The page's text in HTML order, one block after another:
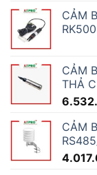
CẢM
CẢM
THẢ
CẢM